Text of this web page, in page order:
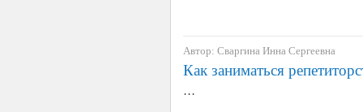
Автор: Сваргина Инна Сергеевна
Как заниматься
…